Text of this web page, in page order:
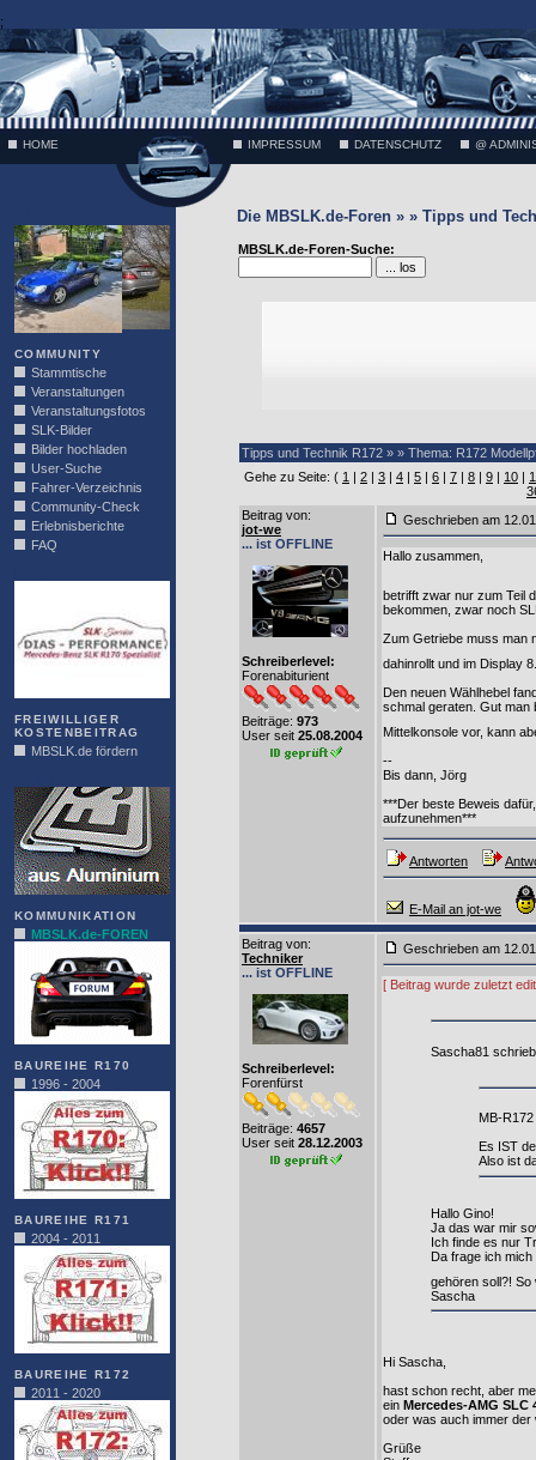
;
HOME IMPRESSUM DATENSCHUTZ @
COMMUNITY
Stammtische
Veranstaltungen
Veranstaltungsfotos
SLK-Bilder
Bilder hochladen
User-Suche
Fahrer-Verzeichnis
Community-Check
Erlebnisberichte
FAQ
FREIWILLIGER
KOSTENBEITRAG
MBSLK.de fördern
KOMMUNIKATION
MBSLK.de-FOREN
BAUREIHE R170
1996 - 2004
BAUREIHE R171
2004 - 2011
BAUREIHE R172
2011 - 2020
Die MBSLK.de-Foren » » Tipps und
MBSLK.de-Foren-Suche:
Tipps und Technik R172 » » Thema: R172
Gehe zu Seite: ( 1 | 2 | 3 | 4 | 5 | 6 | 7 | 8 | 9 | 10 |
Beitrag von:
jot-we
... ist OFFLINE
Schreiberlevel:
Forenabiturient
Beiträge: 973
User seit 25.08.2004
Geschrieben am
Hallo zusammen,
betrifft zwar nur zum Teil
bekommen, zwar noch
Zum Getriebe muss man
dahinrollt und im Display
Den neuen Wählhebel
schmal geraten. Gut man
Mittelkonsole vor, kann
--
Bis dann, Jörg
***Der beste Beweis
aufzunehmen***
Antworten
E-Mail an jot-we
Beitrag von:
Techniker
... ist OFFLINE
Schreiberlevel:
Forenfürst
Beiträge: 4657
User seit 28.12.2003
Geschrieben am
[ Beitrag wurde zuletzt
Sascha81
MB-
Es IST
Also ist
Hallo Gino!
Ja das war mir
Ich finde es nur
Da frage ich
gehören soll?!
Sascha
Hi Sascha,
hast schon recht, aber
ein Mercedes-AMG SLC
oder was auch immer der
Grüße